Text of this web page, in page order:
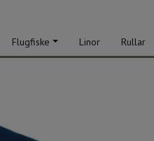
Flugfiske Linor Rullar